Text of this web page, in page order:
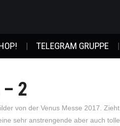
TELEGRAM GRUPPE
2
von der Venus Messe 2017. Zieht
sehr anstrengende aber auch tolle